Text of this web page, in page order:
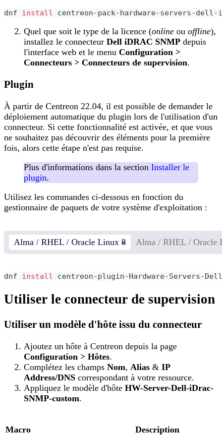
dnf install centreon-pack-hardware-servers-dell-
Quel que soit le type de la licence (online ou offline),
installez le connecteur Dell iDRAC SNMP depuis
l'interface web et le menu Configuration >
Connecteurs > Connecteurs de supervision.
Plugin
À partir de Centreon 22.04, il est possible de demander le
déploiement automatique du plugin lors de l'utilisation d'un
connecteur. Si cette fonctionnalité est activée, et que vous
ne souhaitez pas découvrir des éléments pour la première
fois, alors cette étape n'est pas requise.
Plus d'informations dans la section Installer le
plugin.
Utilisez les commandes ci-dessous en fonction du
gestionnaire de paquets de votre système d'exploitation :
Alma / RHEL / Oracle Linux 8 Alma / RHEL / Oracle
dnf install centreon-plugin-Hardware-Servers-
Utiliser le connecteur de supervision
Utiliser un modèle d'hôte issu du connecteur
Ajoutez un hôte à Centreon depuis la page
Configuration > Hôtes.
Complétez les champs Nom, Alias & IP
Address/DNS correspondant à votre ressource.
Appliquez le modèle d'hôte HW-Server-Dell-iDrac-
SNMP-custom.
Macro Description